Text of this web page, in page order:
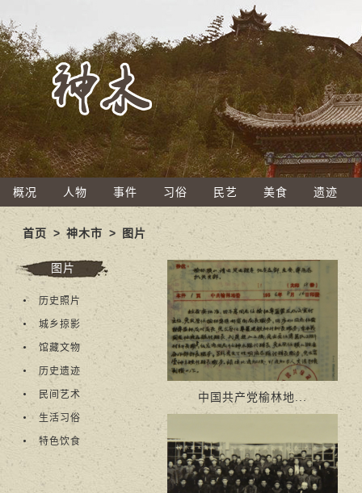
概况 人物 事件 习俗 民艺 美食 遗迹
首页 >神木市 > 图片
图片
历史照片
城乡掠影
馆藏文物
历史遗迹
民间艺术
生活习俗
特色饮食
中国共产党榆林地...